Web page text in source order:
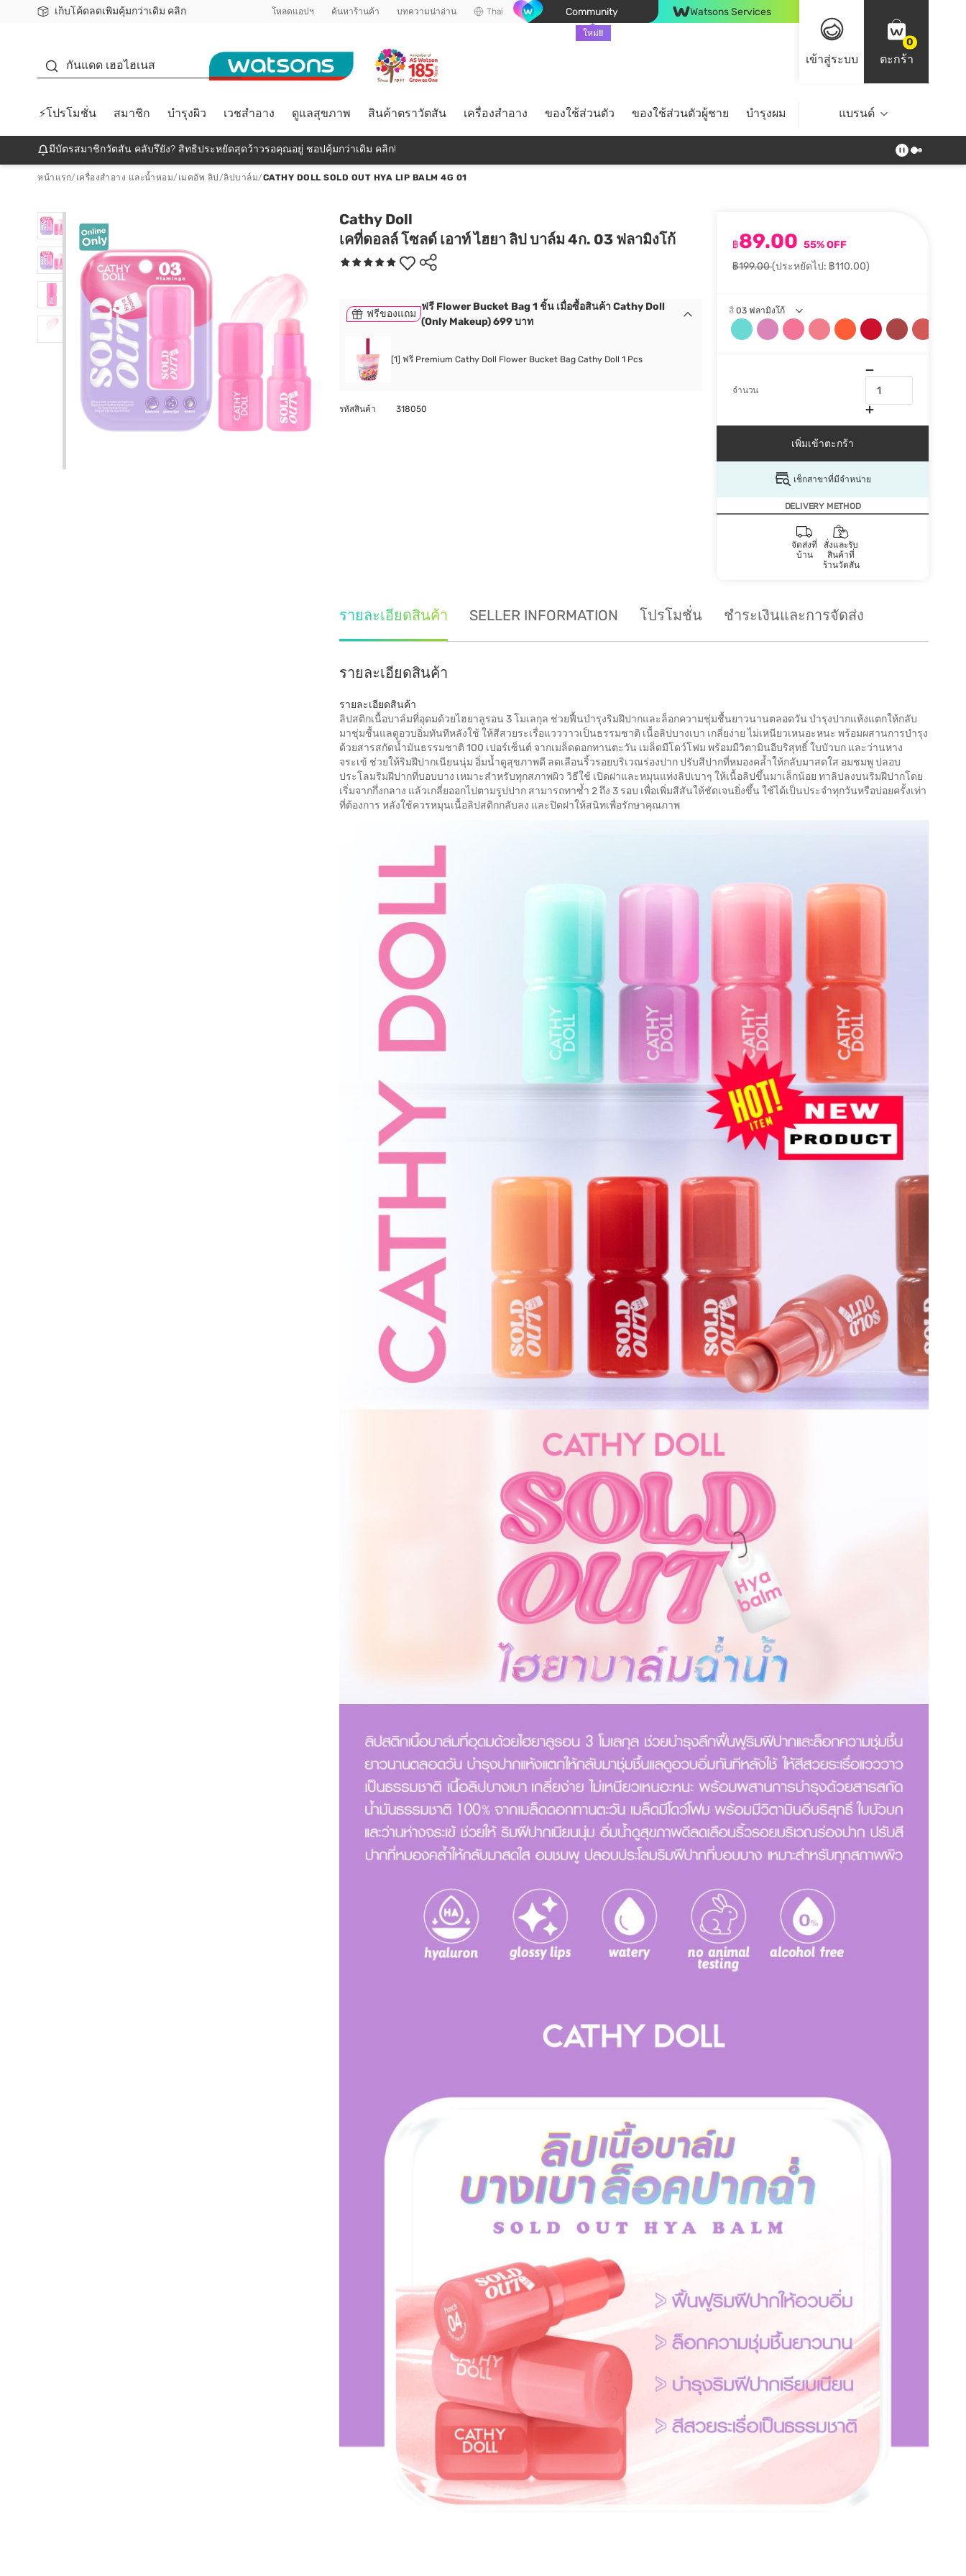
เก็บโค้ดลดเพิ่มคุ้มกว่าเดิม คลิก
ชอปออนไลน์ครั้งแรก ลดเพิ่มจุก ๆ 10%! 🎉
📦ส่งฟรี! เมื่อชอป 499฿
สมาชิกวัตสัน คลับดียังไง? โหลดแอปฯ ค้นหาร้านค้า บทความน่าอ่าน Thai Community
ใหม่!!
Watsons Services
เข้าสู่ระบบ
0
ตะกร้า
กันแดด เฮอไฮเนส
⚡โปรโมชั่น สมาชิก บำรุงผิว เวชสำอาง ดูแลสุขภาพ สินค้าตราวัตสัน เครื่องสำอาง ของใช้ส่วนตัว ของใช้ส่วนตัวผู้ชาย บำรุงผม ไลฟ์สไตล์ Top Brands
แบรนด์
มีบัตรสมาชิกวัตสัน คลับรึยัง? สิทธิประหยัดสุดว้าวรอคุณอยู่ ชอปคุ้มกว่าเดิม คลิก!
หน้าแรก/ เครื่องสำอาง และน้ำหอม/ เมคอัพ ลิป /ลิปบาล์ม/CATHY DOLL SOLD OUT HYA LIP BALM 4G 01
Cathy Doll
เคที่ดอลล์ โซลด์ เอาท์ ไฮยา ลิป บาล์ม 4ก. 03 ฟลามิงโก้
฿89.00 55% OFF
฿199.00(ประหยัดไป: ฿110.00)
สี 03 ฟลามิงโก้
จำนวน
เพิ่มเข้าตะกร้า
เช็กสาขาที่มีจำหน่าย
DELIVERY METHOD
จัดส่งที่
บ้าน
สั่งและรับ
สินค้าที่
ร้านวัตสัน
ฟรีของแถม
ฟรี Flower Bucket Bag 1 ชิ้น เมื่อซื้อสินค้า Cathy Doll
(Only Makeup) 699 บาท
[1] ฟรี Premium Cathy Doll Flower Bucket Bag Cathy Doll 1 Pcs
รหัสสินค้า 318050
รายละเอียดสินค้า SELLER INFORMATION โปรโมชั่น ชำระเงินและการจัดส่ง
รายละเอียดสินค้า
รายละเอียดสินค้า
ลิปสติกเนื้อบาล์มที่อุดมด้วยไฮยาลูรอน 3 โมเลกุล ช่วยฟื้นบำรุงริมฝีปากและล็อกความชุ่มชื้นยาวนานตลอดวัน บำรุงปากแห้งแตกให้กลับ
มาชุ่มชื้นแลดูอวบอิ่มทันทีหลังใช้ ให้สีสวยระเรื่อแวววาวเป็นธรรมชาติ เนื้อลิปบางเบา เกลี่ยง่าย ไม่เหนียวเหนอะหนะ พร้อมผสานการบำรุง
ด้วยสารสกัดน้ำมันธรรมชาติ 100 เปอร์เซ็นต์ จากเมล็ดดอกทานตะวัน เมล็ดมีโดว์โฟม พร้อมมีวิตามินอีบริสุทธิ์ ใบบัวบก และว่านหาง
จระเข้ ช่วยให้ริมฝีปากเนียนนุ่ม อิ่มน้ำดูสุขภาพดี ลดเลือนริ้วรอยบริเวณร่องปาก ปรับสีปากที่หมองคล้ำให้กลับมาสดใส อมชมพู ปลอบ
ประโลมริมฝีปากที่บอบบาง เหมาะสำหรับทุกสภาพผิว วิธีใช้ เปิดฝาและหมุนแท่งลิปเบาๆ ให้เนื้อลิปขึ้นมาเล็กน้อย ทาลิปลงบนริมฝีปากโดย
เริ่มจากกึ่งกลาง แล้วเกลี่ยออกไปตามรูปปาก สามารถทาซ้ำ 2 ถึง 3 รอบ เพื่อเพิ่มสีสันให้ชัดเจนยิ่งขึ้น ใช้ได้เป็นประจำทุกวันหรือบ่อยครั้งเท่า
ที่ต้องการ หลังใช้ควรหมุนเนื้อลิปสติกกลับลง และปิดฝาให้สนิทเพื่อรักษาคุณภาพ